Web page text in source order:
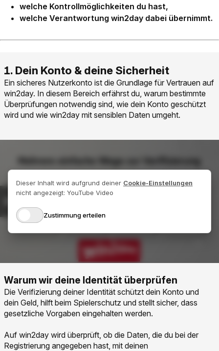
welche Kontrollmöglichkeiten du hast,
welche Verantwortung win2day dabei übernimmt.
Ein sicheres Nutzerkonto ist die Grundlage für Vertrauen auf
win2day. In diesem Bereich erfährst du, warum bestimmte
Überprüfungen notwendig sind, wie dein Konto geschützt
wird und wie win2day mit sensiblen Daten umgeht.
Warum wir deine Identität überprüfen
Die Verifizierung deiner Identität schützt dein Konto und
dein Geld, hilft beim Spielerschutz und stellt sicher, dass
gesetzliche Vorgaben eingehalten werden.
Auf win2day wird überprüft, ob die Daten, die du bei der
Registrierung angegeben hast, mit deinen